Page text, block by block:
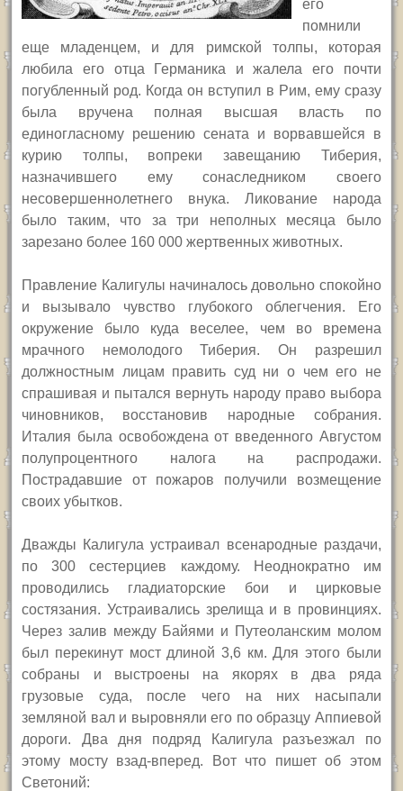
его
помнили
еще младенцем, и для римской толпы, которая
любила его отца Германика и жалела его почти
погубленный род. Когда он вступил в Рим, ему сразу
была вручена полная высшая власть по
единогласному решению сената и ворвавшейся в
курию толпы, вопреки завещанию Тиберия,
назначившего ему сонаследником своего
несовершеннолетнего внука. Ликование народа
было таким, что за три неполных месяца было
зарезано более 160 000 жертвенных животных.
Правление Калигулы начиналось довольно спокойно
и вызывало чувство глубокого облегчения. Его
окружение было куда веселее, чем во времена
мрачного немолодого Тиберия. Он разрешил
должностным лицам править суд ни о чем его не
спрашивая и пытался вернуть народу право выбора
чиновников, восстановив народные собрания.
Италия была освобождена от введенного Августом
полупроцентного налога на распродажи.
Пострадавшие от пожаров получили возмещение
своих убытков.
Дважды Калигула устраивал всенародные раздачи,
по 300 сестерциев каждому. Неоднократно им
проводились гладиаторские бои и цирковые
состязания. Устраивались зрелища и в провинциях.
Через залив между Байями и Путеоланским молом
был перекинут мост длиной 3,6 км. Для этого были
собраны и выстроены на якорях в два ряда
грузовые суда, после чего на них насыпали
земляной вал и выровняли его по образцу Аппиевой
дороги. Два дня подряд Калигула разъезжал по
этому мосту взад-вперед. Вот что пишет об этом
Светоний: